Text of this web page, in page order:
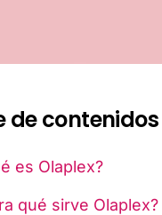
de contenidos
es Olaplex?
qué sirve Olaplex?